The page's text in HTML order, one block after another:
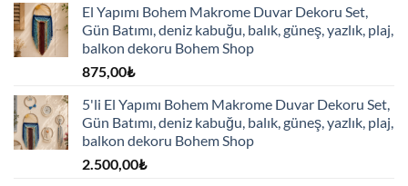
El Yapımı Bohem Makrome Duvar Dekoru Set,
Gün Batımı, deniz kabuğu, balık, güneş, yazlık, plaj,
balkon dekoru Bohem Shop
875,00₺
5'li El Yapımı Bohem Makrome Duvar Dekoru Set,
Gün Batımı, deniz kabuğu, balık, güneş, yazlık, plaj,
balkon dekoru Bohem Shop
2.500,00₺